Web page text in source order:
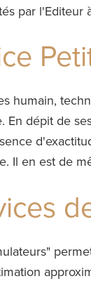
par
humain,
En dépit de
Il en est de